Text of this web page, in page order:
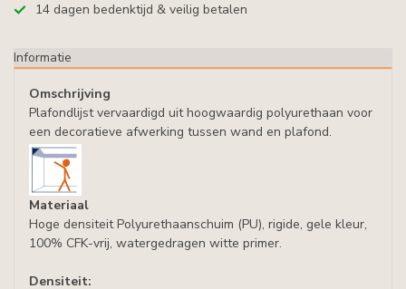
14 dagen bedenktijd & veilig betalen
Informatie
Omschrijving
Plafondlijst vervaardigd uit hoogwaardig polyurethaan voor
een decoratieve afwerking tussen wand en plafond.
Materiaal
Hoge densiteit Polyurethaanschuim (PU), rigide, gele kleur,
100% CFK-vrij, watergedragen witte primer.
Densiteit: